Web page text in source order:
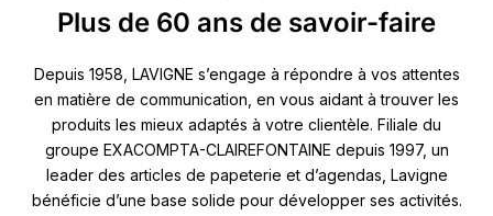
Plus de 60 ans de savoir-faire
Depuis 1958, LAVIGNE s’engage à répondre à vos attentes
en matière de communication, en vous aidant à trouver les
produits les mieux adaptés à votre clientèle. Filiale du
groupe EXACOMPTA-CLAIREFONTAINE depuis 1997, un
leader des articles de papeterie et d’agendas, Lavigne
bénéficie d’une base solide pour développer ses activités.